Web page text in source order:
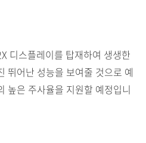
디스플레이를 탑재하여 생생한
뛰어난 성능을 보여줄 것으로 예
높은 주사율을 지원할 예정입니